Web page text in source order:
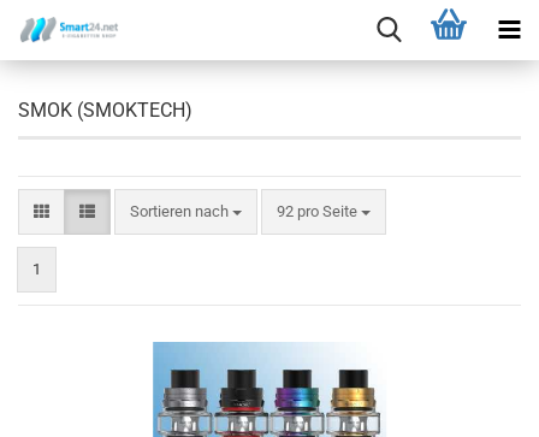
SMOK (SMOKTECH)
Sortieren nach 92 pro Seite
1